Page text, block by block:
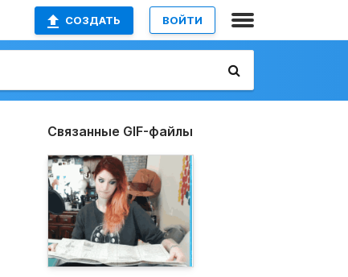
СОЗДАТЬ ВОЙТИ
Связанные GIF-файлы